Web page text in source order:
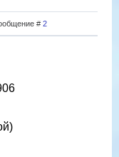
# 2